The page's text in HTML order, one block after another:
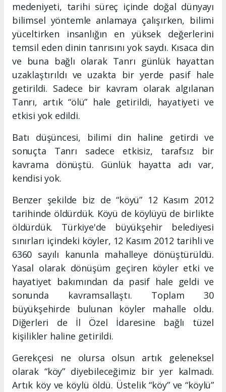
medeniyeti, tarihi süreç içinde doğal dünyayı
bilimsel yöntemle anlamaya çalışırken, bilimi
yüceltirken insanlığın en yüksek değerlerini
temsil eden dinin tanrısını yok saydı. Kısaca din
ve buna bağlı olarak Tanrı günlük hayattan
uzaklaştırıldı ve uzakta bir yerde pasif hale
getirildi. Sadece bir kavram olarak algılanan
Tanrı, artık “ölü” hale getirildi, hayatiyeti ve
etkisi yok edildi.
Batı düşüncesi, bilimi din haline getirdi ve
sonuçta Tanrı sadece etkisiz, tarafsız bir
kavrama dönüştü. Günlük hayatta adı var,
kendisi yok.
Benzer şekilde biz de “köyü” 12 Kasım 2012
tarihinde öldürdük. Köyü de köylüyü de birlikte
öldürdük. Türkiye'de büyükşehir belediyesi
sınırları içindeki köyler, 12 Kasım 2012 tarihli ve
6360 sayılı kanunla mahalleye dönüştürüldü.
Yasal olarak dönüşüm geçiren köyler etki ve
hayatiyet bakımından da pasif hale geldi ve
sonunda kavramsallaştı. Toplam 30
büyükşehirde bulunan köyler mahalle oldu.
Diğerleri de İl Özel İdaresine bağlı tüzel
kişilikler haline getirildi.
Gerekçesi ne olursa olsun artık geleneksel
olarak “köy” diyebileceğimiz bir yer kalmadı.
Artık köy ve köylü öldü. Üstelik “köy” ve “köylü”